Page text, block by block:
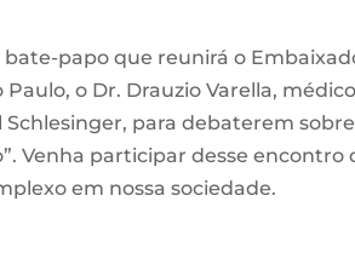
papo que reunirá o
o Dr. Drauzio Varella, médico
para debaterem
Venha participar desse encontro
em nossa sociedade.